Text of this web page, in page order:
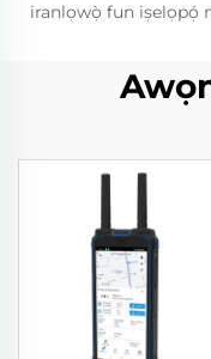
iranlọwọ̀ fun iṣelọpọ́